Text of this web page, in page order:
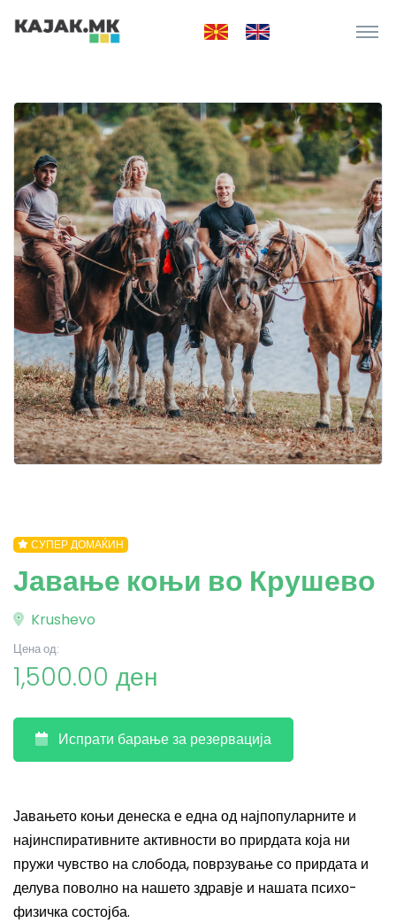
СУПЕР ДОМАЌИН
Јавање коњи во Крушево
Krushevo
Цена од:
1,500.00 ден
Испрати барање за резервација
Јавањето коњи денеска е една од најпопуларните и
најинспиративните активности во прирдата која ни
пружи чувство на слобода, поврзување со прирдата и
делува поволно на нашето здравје и нашата психо-
физичка состојба.